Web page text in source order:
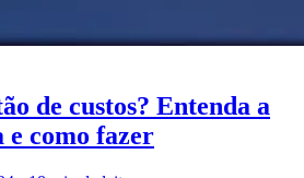
de custos? Entenda a
como fazer